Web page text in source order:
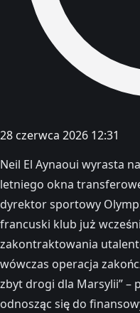
28 czerwca 2026 12:31
Neil El Aynaoui wyrasta
letniego okna
dyrektor sportowy
francuski klub już
zakontraktowania
wówczas operacja
zbyt drogi dla Marsylii” –
odnosząc się do